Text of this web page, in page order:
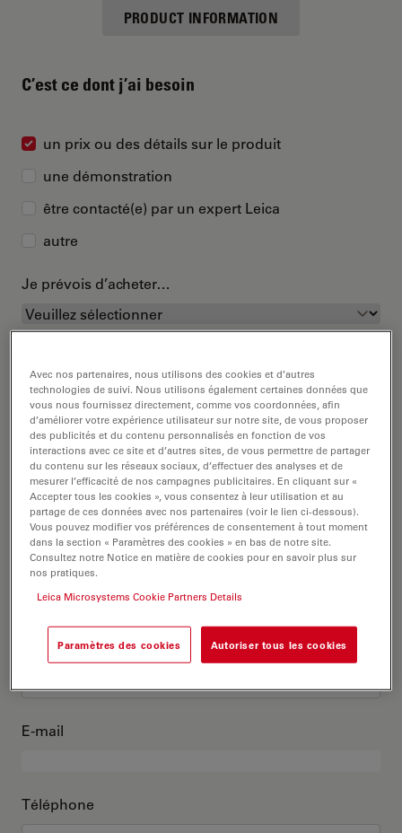
PRODUCT INFORMATION
C’est ce dont j’ai besoin
un prix ou des détails sur le produit
une démonstration
être contacté(e) par un expert Leica
autre
Je prévois d’acheter…
C’est moi
Titre académique en option
Prénom
E-mail
Téléphone
Avec nos partenaires, nous utilisons des cookies et d’autres
technologies de suivi. Nous utilisons également certaines données que
vous nous fournissez directement, comme vos coordonnées, afin
d’améliorer votre expérience utilisateur sur notre site, de vous proposer
des publicités et du contenu personnalisés en fonction de vos
interactions avec ce site et d’autres sites, de vous permettre de partager
du contenu sur les réseaux sociaux, d’effectuer des analyses et de
mesurer l’efficacité de nos campagnes publicitaires. En cliquant sur «
Accepter tous les cookies », vous consentez à leur utilisation et au
partage de ces données avec nos partenaires (voir le lien ci-dessous).
Vous pouvez modifier vos préférences de consentement à tout moment
dans la section « Paramètres des cookies » en bas de notre site.
Consultez notre Notice en matière de cookies pour en savoir plus sur
nos pratiques.
Leica Microsystems Cookie Partners Details
Paramètres des cookies Autoriser tous les cookies